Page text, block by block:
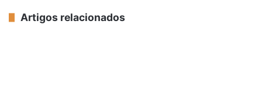
Artigos relacionados